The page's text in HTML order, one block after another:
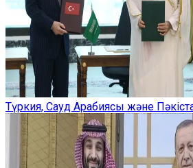
Түркия, Сауд Арабиясы және